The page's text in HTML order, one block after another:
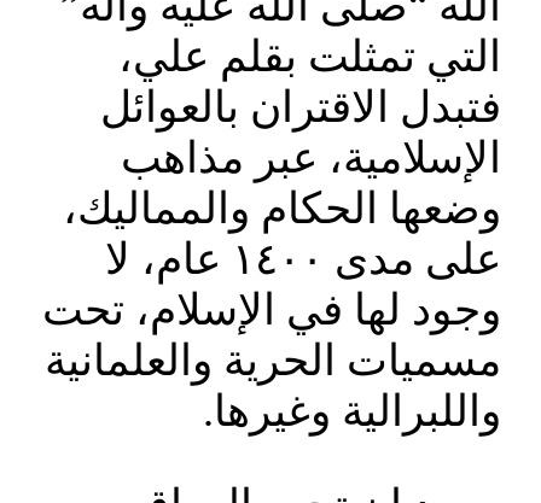
التي تمثلت بقلم علي،
فتبدل الاقتران بالعوائل
الإسلامية، عبر مذاهب
وضعها الحكام والمماليك،
على مدى ١٤٠٠ عام، لا
وجود لها في الإسلام، تحت
مسميات الحرية والعلمانية
واللبرالية وغيرها.